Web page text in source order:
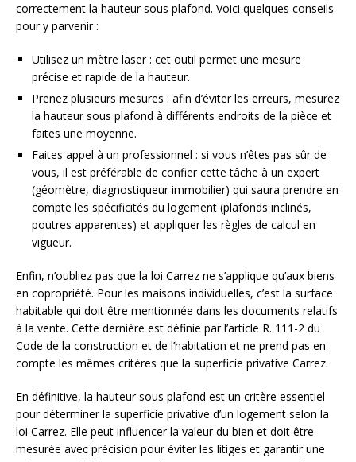
correctement la hauteur sous plafond. Voici quelques conseils
pour y parvenir :
Utilisez un mètre laser : cet outil permet une mesure
précise et rapide de la hauteur.
Prenez plusieurs mesures : afin d’éviter les erreurs, mesurez
la hauteur sous plafond à différents endroits de la pièce et
faites une moyenne.
Faites appel à un professionnel : si vous n’êtes pas sûr de
vous, il est préférable de confier cette tâche à un expert
(géomètre, diagnostiqueur immobilier) qui saura prendre en
compte les spécificités du logement (plafonds inclinés,
poutres apparentes) et appliquer les règles de calcul en
vigueur.
Enfin, n’oubliez pas que la loi Carrez ne s’applique qu’aux biens
en copropriété. Pour les maisons individuelles, c’est la surface
habitable qui doit être mentionnée dans les documents relatifs
à la vente. Cette dernière est définie par l’article R. 111-2 du
Code de la construction et de l’habitation et ne prend pas en
compte les mêmes critères que la superficie privative Carrez.
En définitive, la hauteur sous plafond est un critère essentiel
pour déterminer la superficie privative d’un logement selon la
loi Carrez. Elle peut influencer la valeur du bien et doit être
mesurée avec précision pour éviter les litiges et garantir une